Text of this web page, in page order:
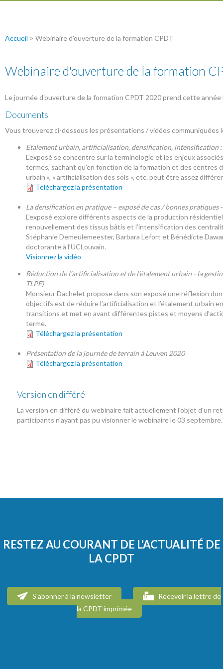
Accueil > Webinaire d'ouverture de la formation CPDT
Webinaire d'ouverture de la formation
Le journée d'ouverture de la formation CPDT 2020 prend cette année
Documents
Vous trouverez ci-dessous les présentations / vidéos communiquées
Etalement urbain, artificialisation, densification, intensification
L'exposé se concentre sur la terminologie et les enjeux
termes, sachant qu’en fonction de la formation et des centres
urbain », « artificialisation des sols », etc. peut être assez
Téléchargez la présentation
La densification en pratique – exposé de cas / bonnes pratiques
L’exposé explore différents aspects de la production
renouvellement des tissus bâtis et l’intensification des
Stéphanie Demeulemeester, Barbara Lefort et Bénédicte
doctorante à l’UCLouvain.
Visionnez la vidéo
Réduction de l’artificialisation et de l’étalement urbain - la
TLPE)
Monsieur Dachelet propose dans son exposé une réflexion
objectifs est de réduire l’artificialisation et l’étalement urbain
transitions et met en avant différentes pistes et moyens
terme.
Téléchargez la présentation
Présentation de la journée de terrain à Leuven 2020
Téléchargez la présentation
Version en différé
La version en différé du webinaire fait actuellement l'objet d'un
participants n'ayant pas pu visionner le webinaire le 03 septembre.
RESTEZ AU COURANT DE L'ACTUALITÉ DE
LA CPDT
S'abonner à la newsletter
Recevoir la lettre de
la CPDT imprimée